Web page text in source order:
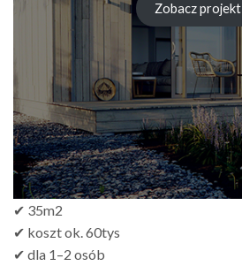
Zobacz projekt
✔ 35m2
✔ koszt ok. 60tys
✔ dla 1–2 osób